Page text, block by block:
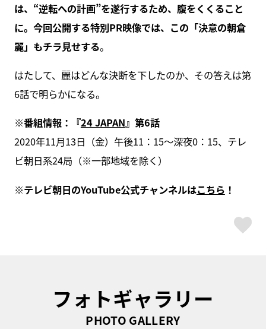
は、“逆転への計画”を遂行するため、腹をくくること
に。今回公開する特別PR映像では、この「決意の朝倉
麗」もチラ見せする。
はたして、麗はどんな決断を下したのか、その答えは第
6話で明らかになる。
※番組情報：『24 JAPAN』第6話
2020年11月13日（金）午後11：15～深夜0：15、テレ
ビ朝日系24局（※一部地域を除く）
※テレビ朝日のYouTube公式チャンネルはこちら ！
フォトギャラリー
PHOTO GALLERY